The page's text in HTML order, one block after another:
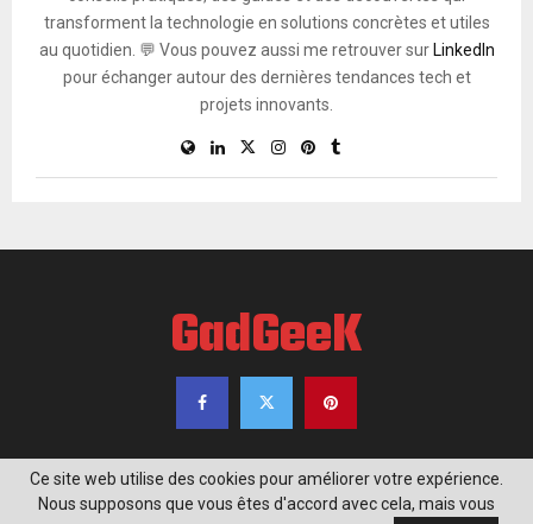
transforment la technologie en solutions concrètes et utiles
au quotidien. 💬 Vous pouvez aussi me retrouver sur LinkedIn
pour échanger autour des dernières tendances tech et
projets innovants.
GadGeeK
@2020 - www.gadgeek.fr. Tous droits réservés.
Ce site web utilise des cookies pour améliorer votre expérience.
Nous supposons que vous êtes d'accord avec cela, mais vous